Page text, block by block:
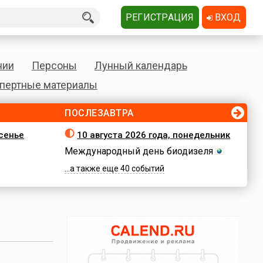
Персоны
Лунный календарь
материалы
ПОСЛЕЗАВТРА
10 августа 2026 года, понедельник
Международный день биодизеля
...а также еще 40 событий
РЕГИСТРАЦИЯ ВХОД